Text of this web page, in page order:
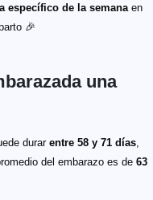
específico de la semana en
🎉
una
durar entre 58 y 71 días
del embarazo es de 63